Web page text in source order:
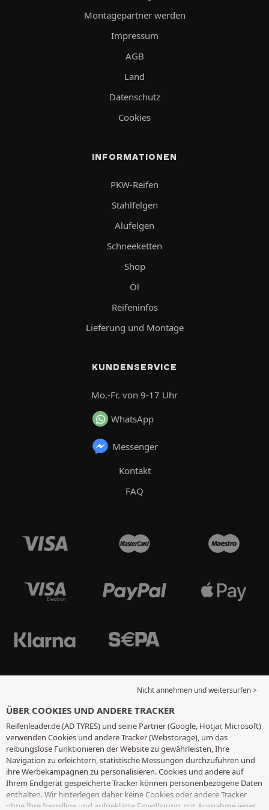
Montagepartner werden
Impressum
AGB
Land
Datenschutz
Cookies
INFORMATIONEN
PKW-Reifen
Stahlfelgen
Alufelgen
Schneeketten
Shop
Öl
Reifeninfos
Lieferung und Montage
KUNDENSERVICE
Mo.-Fr. von 9-17 Uhr
WhatsApp
Messenger
Kontakt
FAQ
Nicht annehmen und weitersurfen >
ÜBER COOKIES UND ANDERE TRACKER
Reifenleader.de (AD TYRES) und seine Partner (Google, Hotjar, Microsoft)
verwenden Cookies und andere Tracker (Webstorage), um das
reibungslose Funktionieren der Website zu gewährleisten, Ihre
Navigation zu erleichtern, statistische Messungen durchzuführen und
ihre Werbekampagnen zu personalisieren. Cookies und andere auf
Ihrem Endgerät gespeicherte Tracker können personenbezogene Daten
enthalten. Wir hinterlegen daher keine Cookies oder andere Tracker
ohne Ihre freiwillige und aufgeklärte Einwilligung, mit Ausnahme jener,